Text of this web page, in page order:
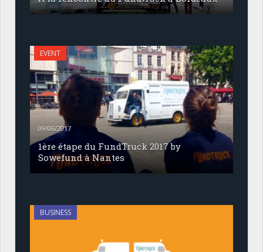
EVENT
09/06/2017
1ère étape du FundTruck 2017 by
Sowefund à Nantes
BUSINESS